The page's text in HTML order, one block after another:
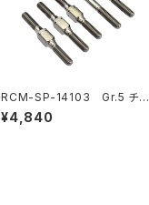
RCM-SP-14103 Gr.5 チタ
ンターンバックルセット(オプシ
ョン)
¥4,840